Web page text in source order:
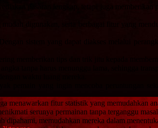
pasaran lengkap, tetapi juga memberikan
mudah digunakan, serta berbagai fitur yang
menawarkan fitur statistik yang memudahkan
serunya permainan tanpa terganggu
dipahami, memudahkan mereka dalam